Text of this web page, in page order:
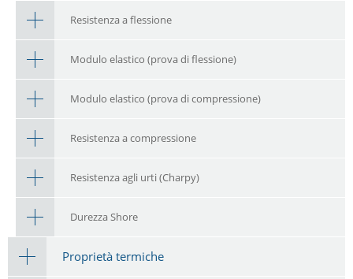
Resistenza a flessione
Modulo elastico (prova di flessione)
Modulo elastico (prova di compressione)
Resistenza a compressione
Resistenza agli urti (Charpy)
Durezza Shore
Proprietà termiche